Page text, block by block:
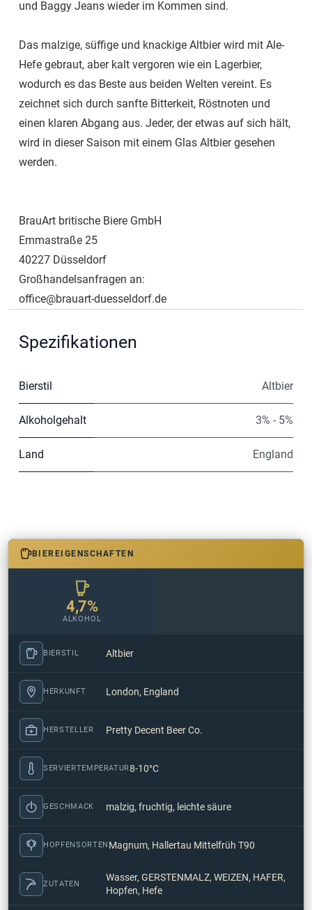
und Baggy Jeans wieder im Kommen sind.
Das malzige, süffige und knackige Altbier wird mit Ale-
Hefe gebraut, aber kalt vergoren wie ein Lagerbier,
wodurch es das Beste aus beiden Welten vereint. Es
zeichnet sich durch sanfte Bitterkeit, Röstnoten und
einen klaren Abgang aus. Jeder, der etwas auf sich hält,
wird in dieser Saison mit einem Glas Altbier gesehen
werden.
BrauArt britische Biere GmbH
Emmastraße 25
40227 Düsseldorf
Großhandelsanfragen an:
office@brauart-duesseldorf.de
Spezifikationen
Bierstil Altbier
Alkoholgehalt 3% - 5%
Land England
BIEREIGENSCHAFTEN
4,7%
ALKOHOL
BIERSTIL Altbier
HERKUNFT London, England
HERSTELLER Pretty Decent Beer Co.
SERVIERTEMPERATUR8-10°C
GESCHMACK malzig, fruchtig, leichte säure
HOPFENSORTEN Magnum, Hallertau Mittelfrüh T90
ZUTATEN
Wasser, GERSTENMALZ, WEIZEN, HAFER,
Hopfen, Hefe